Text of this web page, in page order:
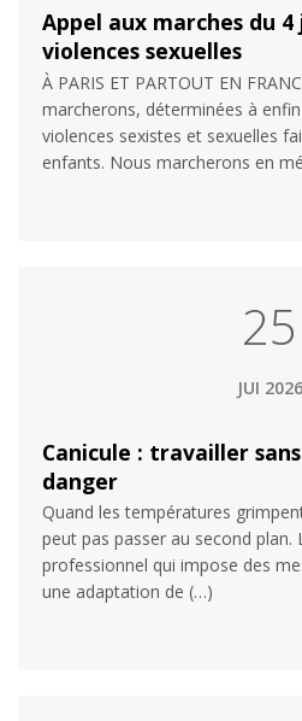
Appel aux marches du
violences sexuelles
À PARIS ET PARTOUT EN
marcherons, déterminées à
violences sexistes et sexuelles
enfants. Nous marcherons en
25
JUI 2026
Canicule : travailler
danger
Quand les températures
peut pas passer au second plan.
professionnel qui impose des
une adaptation de (…)